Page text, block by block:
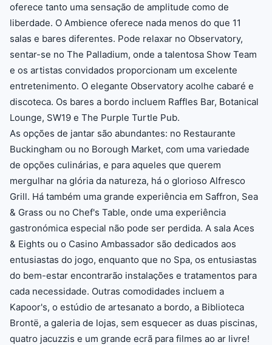
oferece tanto uma sensação de amplitude como de
liberdade. O Ambience oferece nada menos do que 11
salas e bares diferentes. Pode relaxar no Observatory,
sentar-se no The Palladium, onde a talentosa Show Team
e os artistas convidados proporcionam um excelente
entretenimento. O elegante Observatory acolhe cabaré e
discoteca. Os bares a bordo incluem Raffles Bar, Botanical
Lounge, SW19 e The Purple Turtle Pub.
As opções de jantar são abundantes: no Restaurante
Buckingham ou no Borough Market, com uma variedade
de opções culinárias, e para aqueles que querem
mergulhar na glória da natureza, há o glorioso Alfresco
Grill. Há também uma grande experiência em Saffron, Sea
& Grass ou no Chef's Table, onde uma experiência
gastronómica especial não pode ser perdida. A sala Aces
& Eights ou o Casino Ambassador são dedicados aos
entusiastas do jogo, enquanto que no Spa, os entusiastas
do bem-estar encontrarão instalações e tratamentos para
cada necessidade. Outras comodidades incluem a
Kapoor's, o estúdio de artesanato a bordo, a Biblioteca
Brontë, a galeria de lojas, sem esquecer as duas piscinas,
quatro jacuzzis e um grande ecrã para filmes ao ar livre!